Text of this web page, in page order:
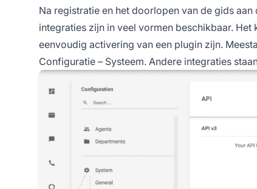
Na registratie en het doorlopen van de gids
integraties zijn in veel vormen beschikbaar.
eenvoudig activering van een plugin zijn.
Configuratie – Systeem. Andere integraties